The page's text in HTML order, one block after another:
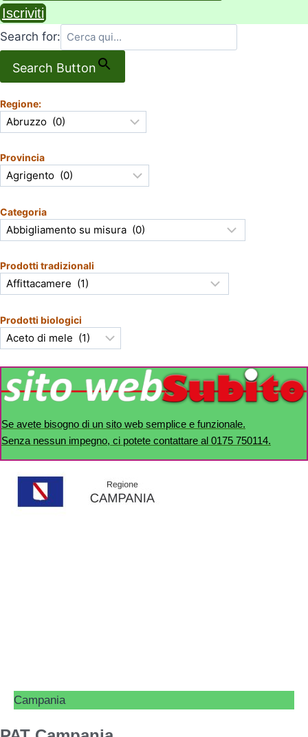
Iscriviti
Search for:
Search Button
Regione:
Provincia
Categoria
Prodotti tradizionali
Prodotti biologici
Se avete bisogno di un sito web semplice e funzionale.
Senza nessun impegno, ci potete contattare al 0175 750114.
Campania